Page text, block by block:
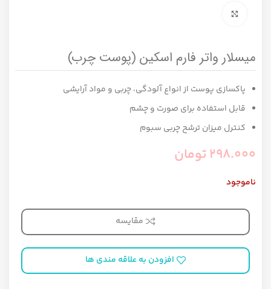
میسلار واتر فارم اسکین (پوست چرب)
پاکسازی پوست از انواع آلودگی، چربی و مواد آرایشی
قابل استفاده برای صورت و چشم
کنترل میزان ترشح چربی سبوم
298.000تومان
ناموجود
مقایسه
افزودن به علاقه مندی ها